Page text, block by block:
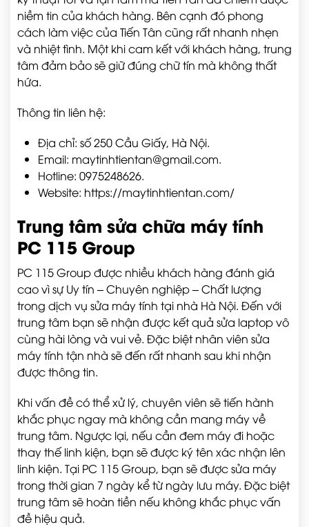
niềm tin của khách hàng. Bên cạnh đó phong
cách làm việc của Tiến Tân cũng rất nhanh nhẹn
và nhiệt tình. Một khi cam kết với khách hàng, trung
tâm đảm bảo sẽ giữ đúng chữ tín mà không thất
hứa.
Thông tin liên hệ:
Địa chỉ: số 250 Cầu Giấy, Hà Nội.
Email: maytinhtientan@gmail.com.
Hotline: 0975248626.
Website: https://maytinhtientan.com/
Trung tâm sửa chữa máy tính
PC 115 Group
PC 115 Group được nhiều khách hàng đánh giá
cao vì sự Uy tín – Chuyên nghiệp – Chất lượng
trong dịch vụ sửa máy tính tại nhà Hà Nội. Đến với
trung tâm bạn sẽ nhận được kết quả sửa laptop vô
cùng hài lòng và vui vẻ. Đặc biệt nhân viên sửa
máy tính tận nhà sẽ đến rất nhanh sau khi nhận
được thông tin.
Khi vấn đề có thể xử lý, chuyên viên sẽ tiến hành
khắc phục ngay mà không cần mang máy về
trung tâm. Ngược lại, nếu cần đem máy đi hoặc
thay thế linh kiện, bạn sẽ được ký tên xác nhận lên
linh kiện. Tại PC 115 Group, bạn sẽ được sửa máy
trong thời gian 7 ngày kể từ ngày lưu máy. Đặc biệt
trung tâm sẽ hoàn tiền nếu không khắc phục vấn
đề hiệu quả.